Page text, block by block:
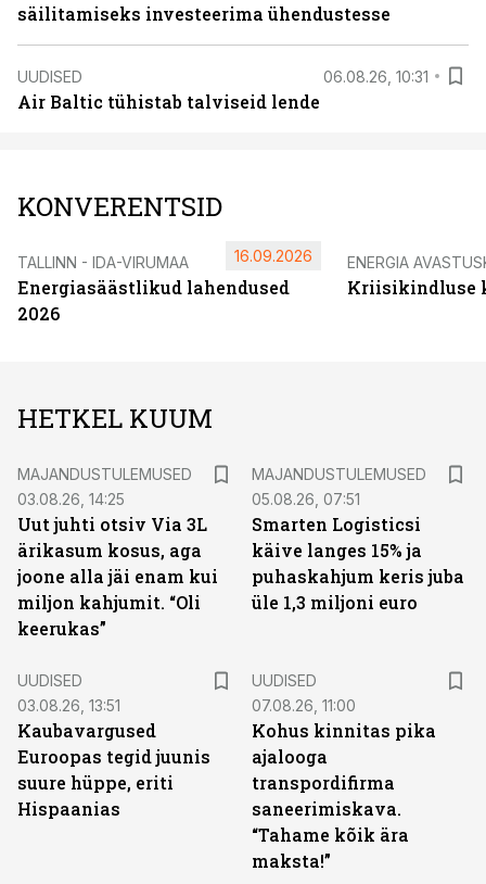
säilitamiseks investeerima ühendustesse
UUDISED 06.08.26, 10:31
Air Baltic tühistab talviseid lende
KONVERENTSID
TALLINN - IDA-VIRUMAA
Energiasäästlikud lahendused
2026
16.09.2026 ENERGIA
Kriisikindluse
HETKEL KUUM
MAJANDUSTULEMUSED
03.08.26, 14:25
Uut juhti otsiv Via 3L
ärikasum kosus, aga
joone alla jäi enam kui
miljon kahjumit. “Oli
keerukas”
MAJANDUSTULEMUSED
05.08.26, 07:51
Smarten Logisticsi
käive langes 15% ja
puhaskahjum keris juba
üle 1,3 miljoni euro
UUDISED
03.08.26, 13:51
Kaubavargused
Euroopas tegid juunis
suure hüppe, eriti
Hispaanias
UUDISED
07.08.26, 11:00
Kohus kinnitas pika
ajalooga
transpordifirma
saneerimiskava.
“Tahame kõik ära
maksta!”